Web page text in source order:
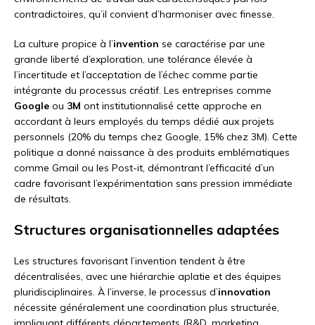
contradictoires, qu’il convient d’harmoniser avec finesse.
La culture propice à l’invention se caractérise par une
grande liberté d’exploration, une tolérance élevée à
l’incertitude et l’acceptation de l’échec comme partie
intégrante du processus créatif. Les entreprises comme
Google ou 3M ont institutionnalisé cette approche en
accordant à leurs employés du temps dédié aux projets
personnels (20% du temps chez Google, 15% chez 3M). Cette
politique a donné naissance à des produits emblématiques
comme Gmail ou les Post-it, démontrant l’efficacité d’un
cadre favorisant l’expérimentation sans pression immédiate
de résultats.
Structures organisationnelles adaptées
Les structures favorisant l’invention tendent à être
décentralisées, avec une hiérarchie aplatie et des équipes
pluridisciplinaires. À l’inverse, le processus d’innovation
nécessite généralement une coordination plus structurée,